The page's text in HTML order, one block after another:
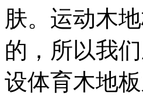
肤。运动木
的，所以我
设体育木地